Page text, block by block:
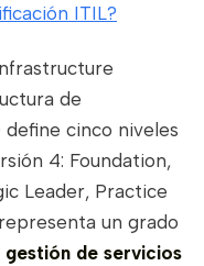
ITIL?
de
cinco niveles
4: Foundation,
Leader, Practice
un grado
gestión de servicios